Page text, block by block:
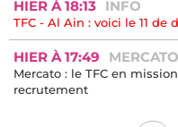
HIER À 18:13 INFO
TFC - Al Ain : voici le 11 de
HIER À 17:49 MERCATO
Mercato : le TFC en
recrutement